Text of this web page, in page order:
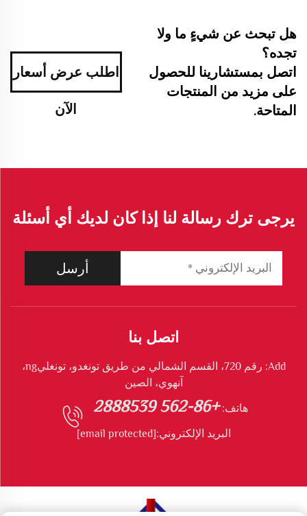
هل تبحث عن شيءٍ ما ولا
تجده؟
اتصل بمستشارينا للحصول
على مزيد من المنتجات
المتاحة.
اطلب عرض أسعار
الآن
يرجى ترك رسالة لنا إذا كان لديك أي أسئلة
أرسل
اتصل بنا
Add: رقم 720، القسم الشمالي من طريق تونغدو، تونغليng،
آنهوي، الصين
هاتف: +86-562 2888539
البريد الإلكتروني:[email protected]